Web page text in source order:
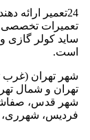
24تعمیر ارائه
تعمیرات تخصصی
ساید کولر گازی
است.
شهر تهران (غرب
تهران و شمال
شهر قدس،
فردیس، شهرری،